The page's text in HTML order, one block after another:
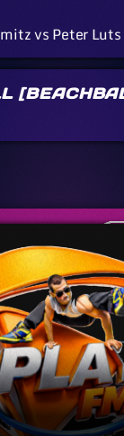
vs Peter Luts